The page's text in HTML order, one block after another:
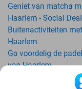
Geniet van matcha
Haarlem - Social Deal
Buitenactiviteiten
Haarlem
Ga voordelig de
van Haarlem
Geniet van je